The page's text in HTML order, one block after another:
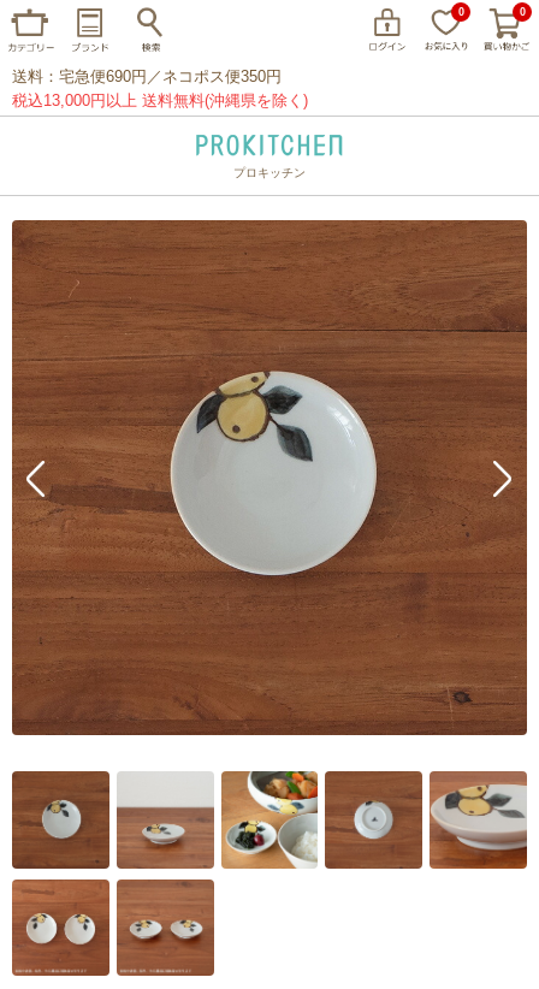
0 0
家事問屋 ウェック フライパン
プロキッチンオリジナル 山田工業所
山一 マリメッコ つきじ常陸屋 柳宗理
送料：宅急便690円／ネコポス便350円
税込13,000円以上 送料無料(沖縄県を除く)
プロキッチン